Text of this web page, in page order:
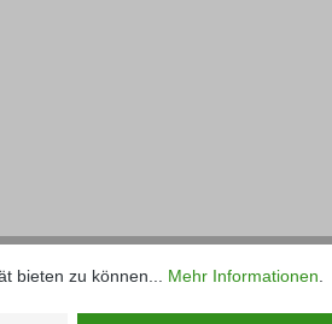
bieten zu können... Mehr Informationen